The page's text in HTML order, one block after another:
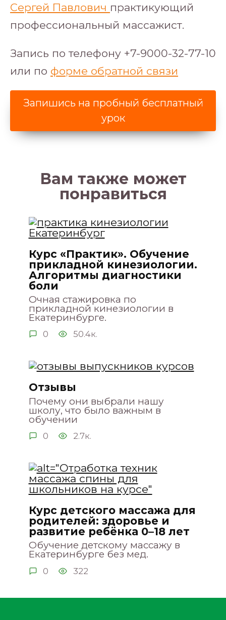
Сергей Павлович практикующий
профессиональный массажист.
Запись по телефону +7-9000-32-77-10
или по форме обратной связи
Запишись на пробный бесплатный
урок
Вам также может
понравиться
Курс «Практик». Обучение
прикладной кинезиологии.
Алгоритмы диагностики
боли
Очная стажировка по
прикладной кинезиологии в
Екатеринбурге.
0 50.4к.
Отзывы
Почему они выбрали нашу
школу, что было важным в
обучении
0 2.7к.
Курс детского массажа для
родителей: здоровье и
развитие ребёнка 0–18 лет
Обучение детскому массажу в
Екатеринбурге без мед.
0 322